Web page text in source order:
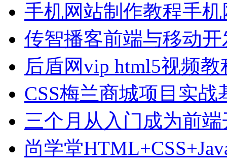
手机网站制作教程手
传智播客前端与移动
后盾网vip html5视频
CSS梅兰商城项目实战
三个月从入门成为前
尚学堂